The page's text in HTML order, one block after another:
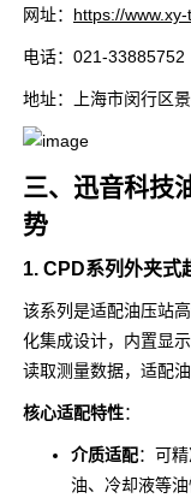
网址： https://
电话：021-33885752
地址：上海市闵行区
三、迅音科技
势
1. CPD系列外夹式
该系列是适配油压站
化集成设计，内置显
读取测量数据，适配
核心适配特性：
介质适配：可
油、冷却液等